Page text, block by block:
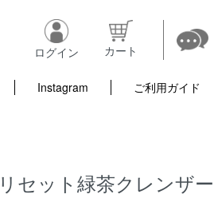
ログイン カート
Instagram ご利用ガイド
セット緑茶クレンザー